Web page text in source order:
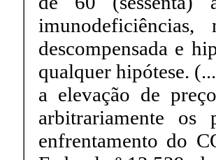
imunodeficiências,
descompensada e
qualquer hipótese.
a elevação de
arbitrariamente os
enfrentamento do